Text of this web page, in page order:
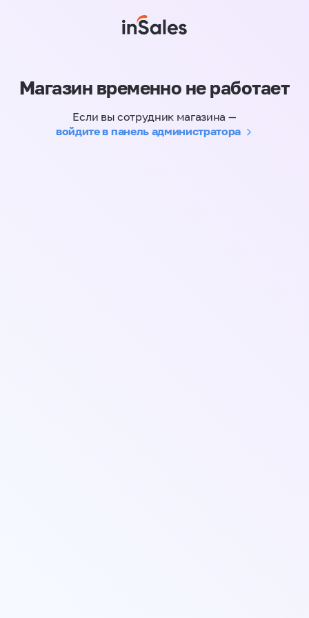
Магазин временно не работает
Если вы сотрудник магазина —
войдите в панель администратора